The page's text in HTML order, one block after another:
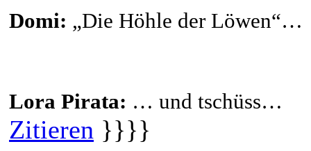
Domi: „Die Höhle der Löwen“…
Lora Pirata: … und tschüss…
Zitieren }}}}